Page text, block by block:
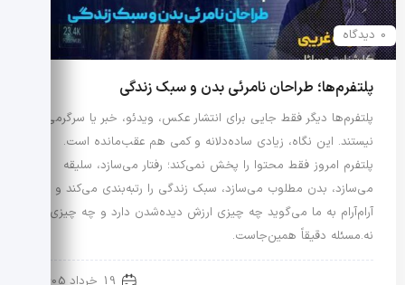
0 دیدگاه
پلتفرم‌ها؛ طراحان نامرئی بدن و سبک زندگی
پلتفرم‌ها دیگر فقط جایی برای انتشار عکس، ویدئو، خبر یا سرگرمی
نیستند. این نگاه، زیادی ساده‌دلانه و کمی هم عقب‌مانده است.
پلتفرم امروز فقط محتوا را پخش نمی‌کند؛ رفتار می‌سازد، سلیقه
می‌سازد، بدن مطلوب می‌سازد، سبک زندگی را رتبه‌بندی می‌کند و
آرام‌آرام به ما می‌گوید چه چیزی ارزش دیده‌شدن دارد و چه چیزی
نه.مسئله دقیقاً همین‌جاست.
19 خرداد 1405